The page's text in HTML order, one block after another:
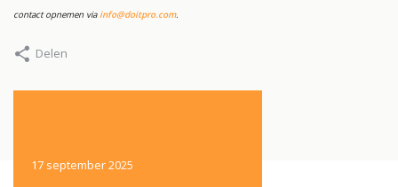
contact opnemen via info@doitpro.com.
Delen
17 september 2025